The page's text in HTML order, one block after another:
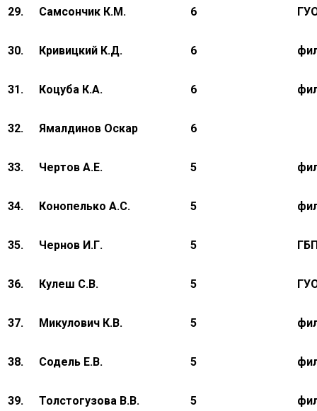
29. Самсончик К.М. 6
30. Кривицкий К.Д. 6
31. Коцуба К.А. 6
32. Ямалдинов Оскар 6
33. Чертов А.Е. 5
34. Конопелько А.С. 5
35. Чернов И.Г. 5
36. Кулеш С.В. 5
37. Микулович К.В. 5
38. Содель Е.В. 5
39. Толстогузова В.В. 5